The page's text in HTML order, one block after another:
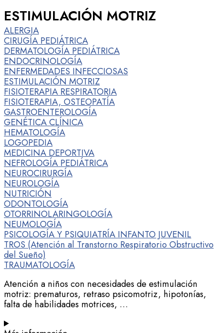
ESTIMULACIÓN MOTRIZ
ALERGIA
CIRUGÍA PEDIÁTRICA
DERMATOLOGÍA PEDIÁTRICA
ENDOCRINOLOGÍA
ENFERMEDADES INFECCIOSAS
ESTIMULACIÓN MOTRIZ
FISIOTERAPIA RESPIRATORIA
FISIOTERAPIA, OSTEOPATÍA
GASTROENTEROLOGÍA
GENÉTICA CLÍNICA
HEMATOLOGÍA
LOGOPEDIA
MEDICINA DEPORTIVA
NEFROLOGÍA PEDIÁTRICA
NEUROCIRURGÍA
NEUROLOGÍA
NUTRICIÓN
ODONTOLOGÍA
OTORRINOLARINGOLOGÍA
NEUMOLOGÍA
PSICOLOGÍA Y PSIQUIATRÍA INFANTO JUVENIL
TROS (Atención al Transtorno Respiratorio Obstructivo
del Sueño)
TRAUMATOLOGÍA
Atención a niños con necesidades de estimulación
motriz: prematuros, retraso psicomotriz, hipotonías,
falta de habilidades motrices, …